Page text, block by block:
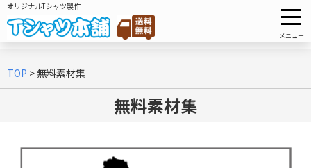
オリジナルTシャツ製作
メニュー
TOP > 無料素材集
無料素材集